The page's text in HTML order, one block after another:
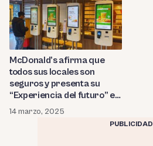
McDonald’s afirma que
todos sus locales son
seguros y presenta su
“Experiencia del futuro” en
Lima
14 marzo, 2025
PUBLICIDAD